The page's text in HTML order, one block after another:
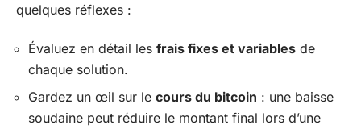
quelques réflexes :
Évaluez en détail les frais fixes et variables de
chaque solution.
Gardez un œil sur le cours du bitcoin : une baisse
soudaine peut réduire le montant final lors d’une